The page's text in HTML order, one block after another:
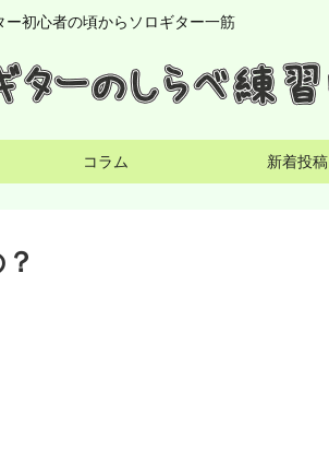
ー初心者の頃からソロギター一筋
コラム 新着投稿